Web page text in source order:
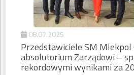
08.07.2025
Przedstawiciele SM
absolutorium Zarządowi –
rekordowymi wynikami za